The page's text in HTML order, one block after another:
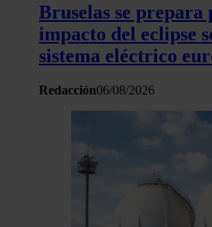
Bruselas se prepara
impacto del eclipse
sistema eléctrico
Redacción06/08/2026